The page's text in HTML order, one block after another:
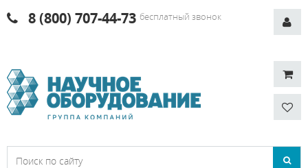
8 (800) 707-44-73 бесплатный звонок